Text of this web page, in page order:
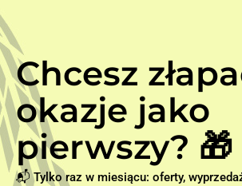
Chcesz
okazje jako
pierwszy? 🎁
📬 Tylko raz w miesiącu: oferty,